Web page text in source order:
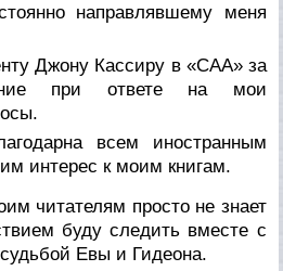
направлявшему меня
Джону Кассиру в «CAA» за
при ответе на мои
всем иностранным
интерес к моим книгам.
читателям просто не знает
буду следить вместе с
Евы и Гидеона.